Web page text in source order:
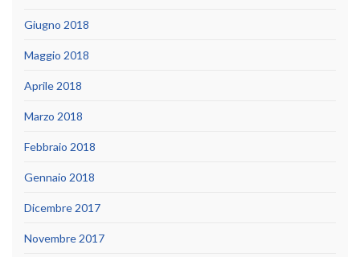
Giugno 2018
Maggio 2018
Aprile 2018
Marzo 2018
Febbraio 2018
Gennaio 2018
Dicembre 2017
Novembre 2017